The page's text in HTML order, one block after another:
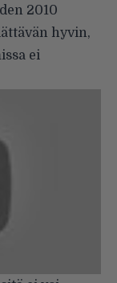
2010
hyvin,
ei